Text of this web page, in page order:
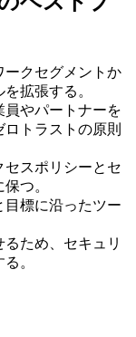
ークセグメントか
拡張する。
員やパートナーを
トラストの原則
セスポリシーとセ
つ。
目標に沿ったツー
るため、セキュリ
。